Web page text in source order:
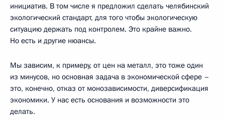
инициатив. В том числе я предложил сделать челябинский
экологический стандарт, для того чтобы экологическую
ситуацию держать под контролем. Это крайне важно.
Но есть и другие нюансы.
Мы зависим, к примеру, от цен на металл, это тоже один
из минусов, но основная задача в экономической сфере –
это, конечно, отказ от монозависимости, диверсификация
экономики. У нас есть основания и возможности это
делать.